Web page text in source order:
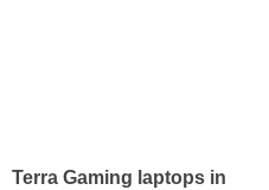
Terra Gaming laptops in